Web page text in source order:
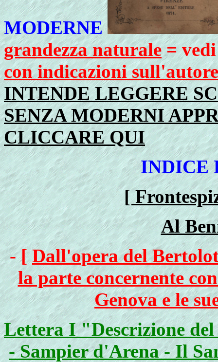
MODERNE
grandezza naturale=
con indicazioni sull'autore
INTENDE LEGGERE
SENZA MODERNI
CLICCARE QUI
INDICE
[
Al
- [Dall'opera del
la parte concernente
Genova e le
Lettera I "Descrizione
- Sampier d'Arena - Il